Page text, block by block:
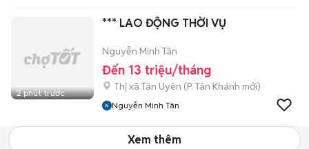
2 phút trước
*** LAO ĐỘNG THỜI VỤ
Nguyễn Minh Tân
Đến 13 triệu/tháng
Thị xã Tân Uyên (P. Tân Khánh mới)
Nguyễn Minh Tân
Xem thêm